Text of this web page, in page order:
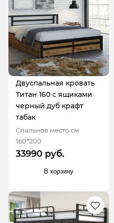
Двуспальная кровать
Титан 160 с ящиками
черный дуб крафт
табак
Спальное место см
160*200
33990 руб.
В корзину